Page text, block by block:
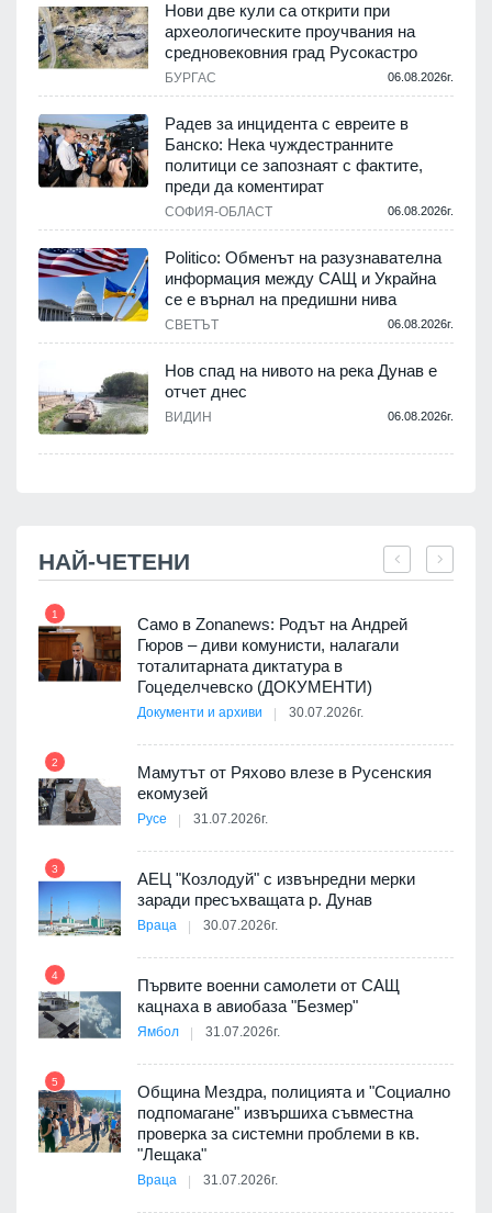
Нови две кули са открити при
археологическите проучвания на
средновековния град Русокастро
БУРГАС 06.08.2026г.
Радев за инцидента с евреите в
Банско: Нека чуждестранните
политици се запознаят с фактите,
преди да коментират
СОФИЯ-ОБЛАСТ 06.08.2026г.
Politico: Обменът на разузнавателна
информация между САЩ и Украйна
се е върнал на предишни нива
СВЕТЪТ 06.08.2026г.
Нов спад на нивото на река Дунав е
отчет днес
ВИДИН 06.08.2026г.
НАЙ-ЧЕТЕНИ
1
Само в Zonanews: Родът на Андрей
Гюров – диви комунисти, налагали
тоталитарната диктатура в
Гоцеделчевско (ДОКУМЕНТИ)
Документи и архиви 30.07.2026г.
2
Мамутът от Ряхово влезе в Русенския
екомузей
Русе 31.07.2026г.
3
АЕЦ "Козлодуй" с извънредни мерки
заради пресъхващата р. Дунав
Враца 30.07.2026г.
4
Първите военни самолети от САЩ
кацнаха в авиобаза "Безмер"
Ямбол 31.07.2026г.
5
Община Мездра, полицията и "Социално
подпомагане" извършиха съвместна
проверка за системни проблеми в кв.
"Лещака"
Враца 31.07.2026г.